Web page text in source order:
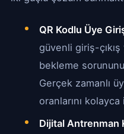
QR Kodlu Üye
güvenli giriş-çıkış
bekleme
Gerçek zamanlı
oranlarını
Dijital Antrenman